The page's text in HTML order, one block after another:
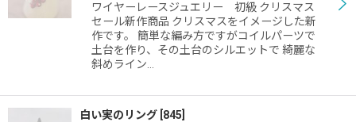
ワイヤーレースジュエリー 初級 クリスマス
セール新作商品 クリスマスをイメージした新
作です。 簡単な編み方ですがコイルパーツで
土台を作り、その土台のシルエットで 綺麗な
斜めライン…
白い実のリング 845